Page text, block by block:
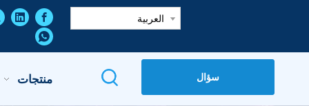
العربية
منتجات سؤال